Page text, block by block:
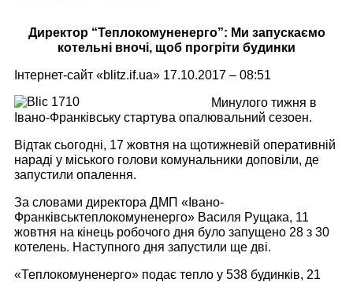
Директор “Теплокомуненерго”: Ми запускаємо
котельні вночі, щоб прогріти будинки
Інтернет-сайт «blitz.if.ua» 17.10.2017 – 08:51
Минулого тижня в
Івано-Франківську стартува опалювальний сезоен.
Відтак сьогодні, 17 жовтня на щотижневій оперативній
нараді у міського голови комунальники доповіли, де
запустили опалення.
За словами директора ДМП «Івано-
Франківськтеплокомуненерго» Василя Рущака, 11
жовтня на кінець робочого дня було запущено 28 з 30
котелень. Наступного дня запустили ще дві.
«Теплокомуненерго» подає тепло у 538 будинків, 21